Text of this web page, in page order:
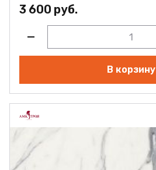
3 600 руб.
В корзину